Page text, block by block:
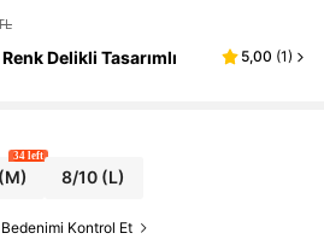
Delikli Tasarımlı
5,00 (1)
34 left
8/10 (L)
Bedenimi Kontrol Et